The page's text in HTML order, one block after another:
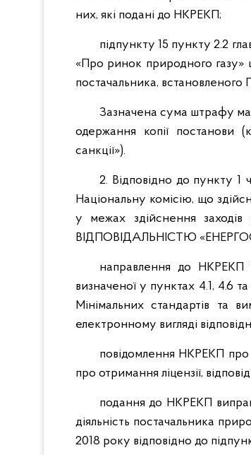
них, які подані до НКРЕКП;
підпункту 15 пункту 2.2
«Про ринок природного газу»
постачальника,
Зазначена сума штрафу
одержання копії постанови
санкції»).
2. Відповідно до пункту 1
Національну комісію, що
у межах здійснення
ВІДПОВІДАЛЬНІСТЮ
направлення до НКРЕКП
визначеної у пунктах 4.1, 4.6
Мінімальних стандартів та
електронному вигляді
повідомлення НКРЕКП про
про отримання ліцензії,
подання до НКРЕКП
діяльність постачальника
2018 року відповідно до